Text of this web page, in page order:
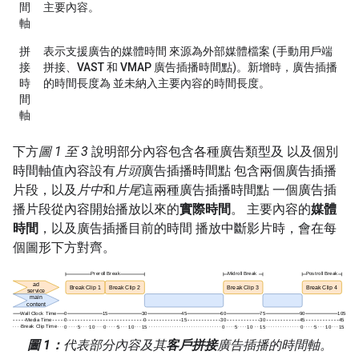
間
軸
主要內容。
拼
接
時
間
軸
表示支援廣告的媒體時間 來源為外部媒體檔案 (手動用戶端
拼接
VAST和 VMAP 廣告插播時間點)。新增時，廣告插播
的時間長度為 並未納入主要內容的時間長度。
下方圖 1 至 3 說明部分內容包含各種廣告類型及 以及個別
時間軸值內容設有片頭廣告插播時間點 包含兩個廣告插播
片段，以及 片中和片尾這兩種廣告插播時間點 一個廣告插
播片段從內容開始播放以來的實際時間。 主要內容的媒體
時間 ，以及廣告插播目前的時間 播放中斷影片時，會在每
個圖形下方對齊。
圖 1： 代表部分內容及其客戶拼接廣告插播的時間軸。